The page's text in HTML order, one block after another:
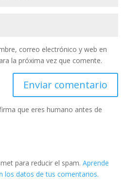
correo electrónico y web en
la próxima vez que comente.
que eres humano antes de
para reducir el spam. Aprende
los datos de tus comentarios.